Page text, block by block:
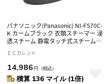
パナソニック(Panasonic) NI-FS70C-
K カームブラック 衣類スチーマー 浸
透スチーム 静電タッチ式スチーム操
ＥＣカレント
14,986 円 （税込）
積算 136 マイル (1倍)